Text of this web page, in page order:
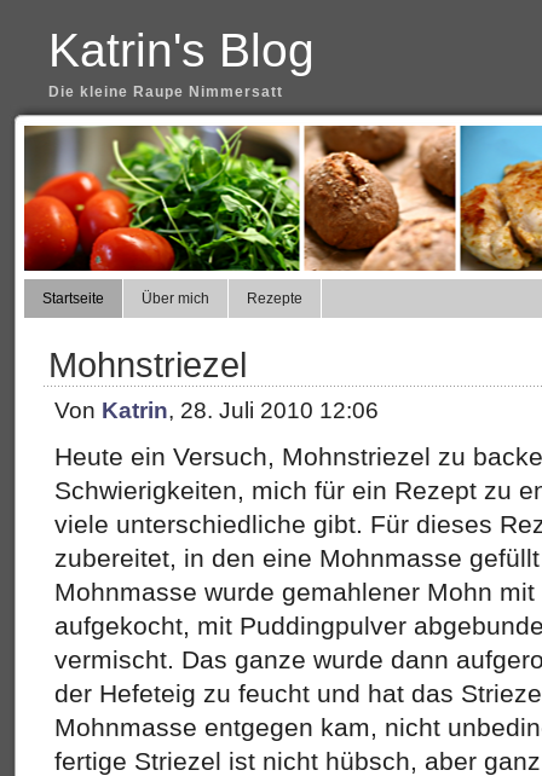
Katrin's Blog
Die kleine Raupe Nimmersatt
Startseite Über mich Rezepte
Mohnstriezel
Von Katrin, 28. Juli 2010 12:06
Heute ein Versuch, Mohnstriezel zu
Schwierigkeiten, mich für ein Rezept zu
viele unterschiedliche gibt. Für dieses
zubereitet, in den eine Mohnmasse
Mohnmasse wurde gemahlener Mohn
aufgekocht, mit Puddingpulver
vermischt. Das ganze wurde dann
der Hefeteig zu feucht und hat das
Mohnmasse entgegen kam, nicht
fertige Striezel ist nicht hübsch, aber